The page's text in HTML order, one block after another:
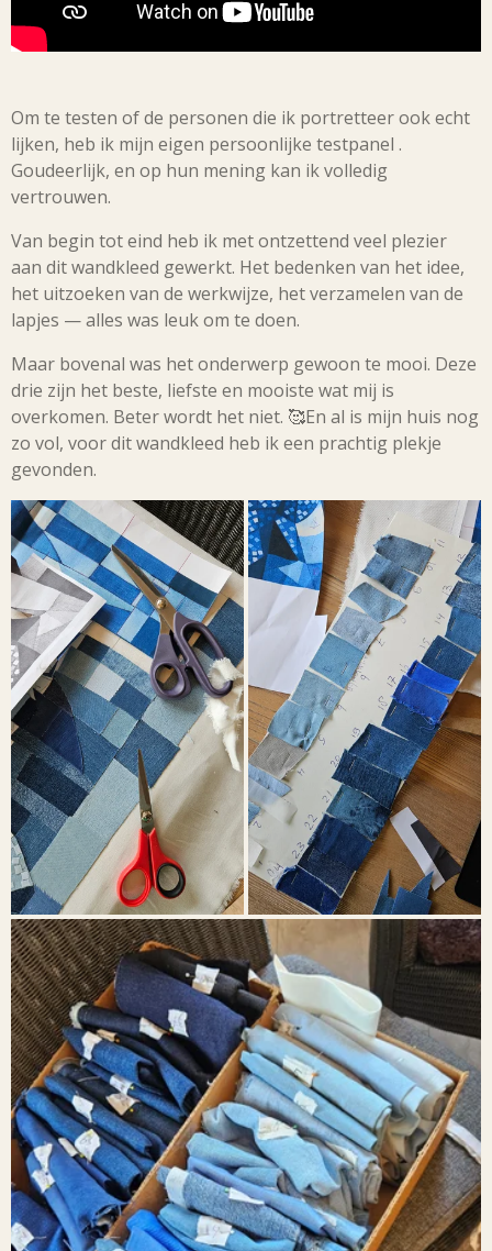
Om te testen of de personen die ik portretteer ook echt
lijken, heb ik mijn eigen persoonlijke testpanel .
Goudeerlijk, en op hun mening kan ik volledig
vertrouwen.
Van begin tot eind heb ik met ontzettend veel plezier
aan dit wandkleed gewerkt. Het bedenken van het idee,
het uitzoeken van de werkwijze, het verzamelen van de
lapjes — alles was leuk om te doen.
Maar bovenal was het onderwerp gewoon te mooi. Deze
drie zijn het beste, liefste en mooiste wat mij is
overkomen. Beter wordt het niet. 🥰En al is mijn huis nog
zo vol, voor dit wandkleed heb ik een prachtig plekje
gevonden.